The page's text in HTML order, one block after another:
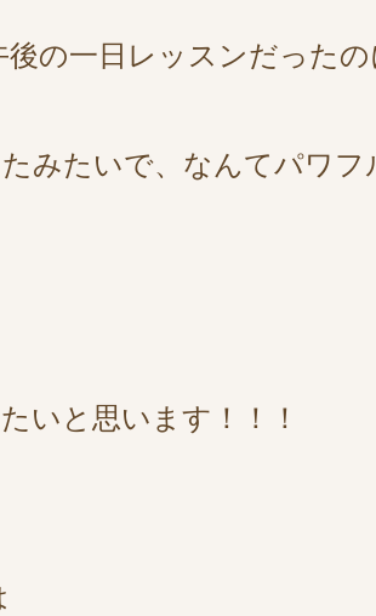
の一日レッスンだった
みたいで、なんてパワフ
いと思います！！！